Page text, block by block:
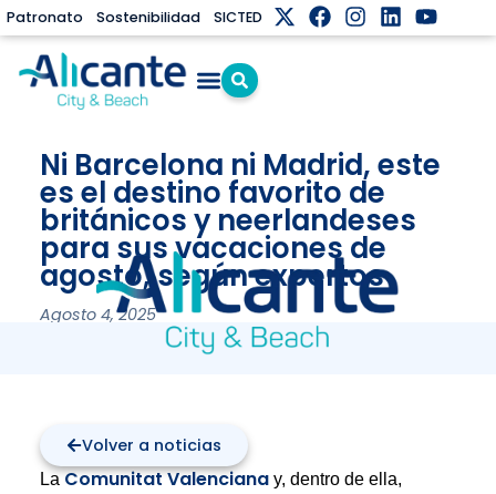
Patronato Sostenibilidad SICTED
Ni Barcelona ni Madrid, este
es el destino favorito de
británicos y neerlandeses
para sus vacaciones de
agosto, según expertos
Agosto 4, 2025
Volver a noticias
La Comunitat Valencianay, dentro de ella,